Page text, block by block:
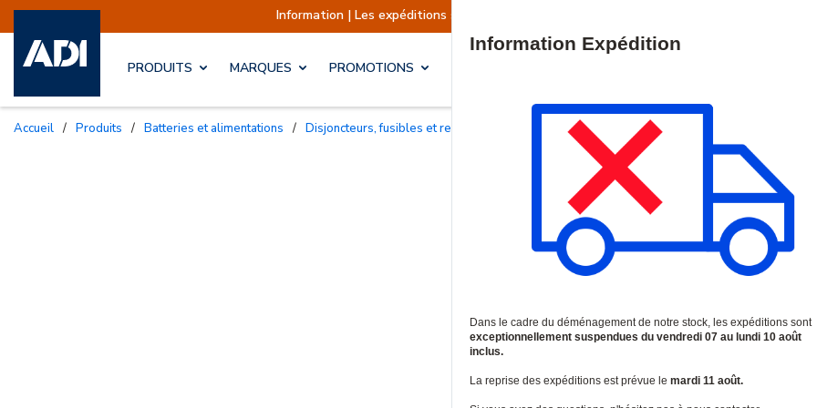
Information | Les expéditions sont actuellement suspendues
PRODUITS MARQUES PROMOTIONS
Accueil / Produits / Batteries et alimentations / Disjoncteurs, fusibles et relais